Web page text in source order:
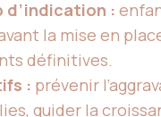
d’indication :
avant la mise en
définitives.
: prévenir
guider la